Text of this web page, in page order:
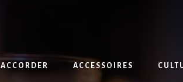
ACCESSOIRES